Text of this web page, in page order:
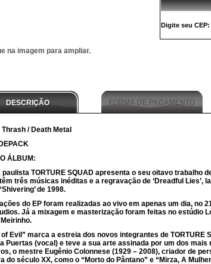
na imagem para ampliar.
Digite seu CEP:
DESCRIÇÃO FORMA DE PAGAMENTO
/ Death Metal
ÁLBUM:
paulista TORTURE SQUAD apresenta o seu oitavo trabalho
três músicas inéditas e a regravação de ‘Dreadful Lies’,
de 1998.
do EP foram realizadas ao vivo em apenas um dia, no
Já a mixagem e masterização foram feitas no estúdio
Evil” marca a estreia dos novos integrantes de TORTURE
Puertas (vocal) e teve a sua arte assinada por um dos mais
o mestre Eugênio Colonnese (1929 – 2008), criador de
do século XX, como o “Morto do Pântano” e “Mirza, A